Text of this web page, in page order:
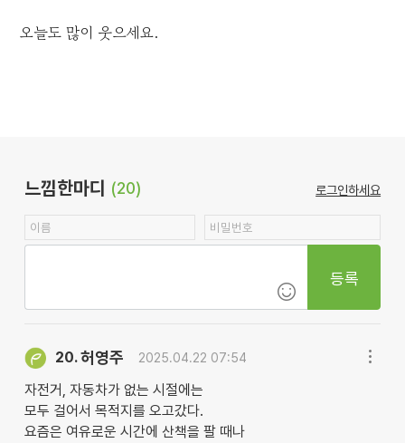
오늘도 많이 웃으세요.
느낌한마디 (20) 로그인하세요
등록
20.허영주 2025.04.22 07:54
자전거, 자동차가 없는 시절에는
모두 걸어서 목적지를 오고갔다.
요즘은 여유로운 시간에 산책을 팔 때나